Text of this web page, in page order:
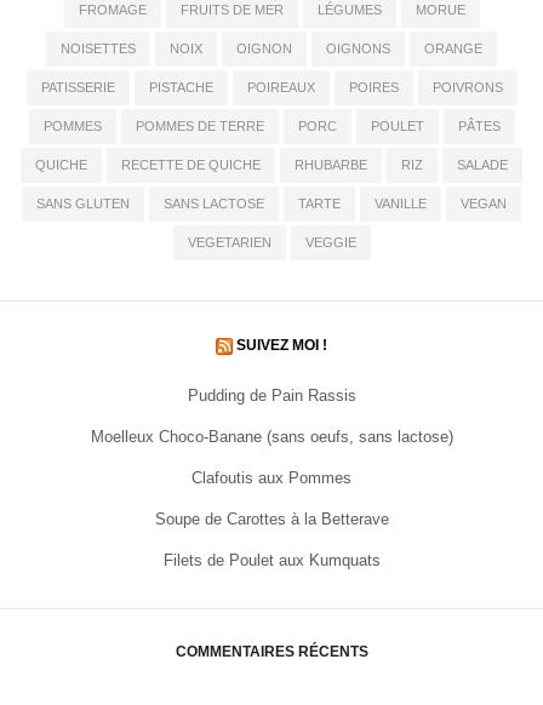
FROMAGE FRUITS DE MER LÉGUMES MORUE
NOISETTES NOIX OIGNON OIGNONS ORANGE
PATISSERIE PISTACHE POIREAUX POIRES POIVRONS
POMMES POMMES DE TERRE PORC POULET PÂTES
QUICHE RECETTE DE QUICHE RHUBARBE RIZ SALADE
SANS GLUTEN SANS LACTOSE TARTE VANILLE VEGAN
VEGETARIEN VEGGIE
SUIVEZ MOI !
Pudding de Pain Rassis
Moelleux Choco-Banane (sans oeufs, sans lactose)
Clafoutis aux Pommes
Soupe de Carottes à la Betterave
Filets de Poulet aux Kumquats
COMMENTAIRES RÉCENTS